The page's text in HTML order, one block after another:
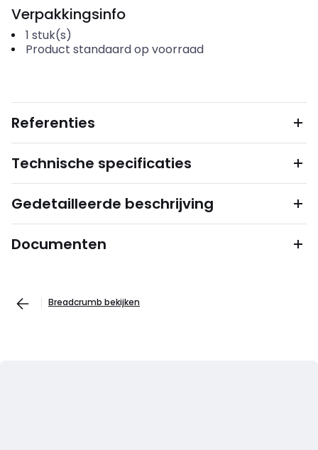
Verpakkingsinfo
1 stuk(s)
Product standaard op voorraad
Referenties
Technische specificaties
Gedetailleerde beschrijving
Documenten
Breadcrumb bekijken